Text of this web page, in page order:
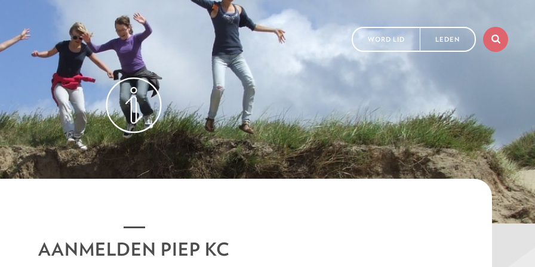
WORD LID LEDEN
AANMELDEN PIEP KC